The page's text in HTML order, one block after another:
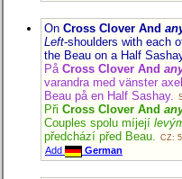
On Cross Clover And
Left-shoulders with each
the Beau on a Half
På Cross Clover And
varandra med vänster
Beau på en Half Sashay.
Při Cross Clover And
Couples spolu míjejí
předchází před Beau. CZ:
Add German